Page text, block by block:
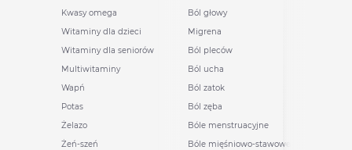
Kwasy omega
Witaminy dla dzieci
Witaminy dla seniorów
Multiwitaminy
Wapń
Potas
Żelazo
Żeń-szeń
Ból głowy
Migrena
Ból pleców
Ból ucha
Ból zatok
Ból zęba
Bóle menstruacyjne
Bóle mięśniowo-stawowe